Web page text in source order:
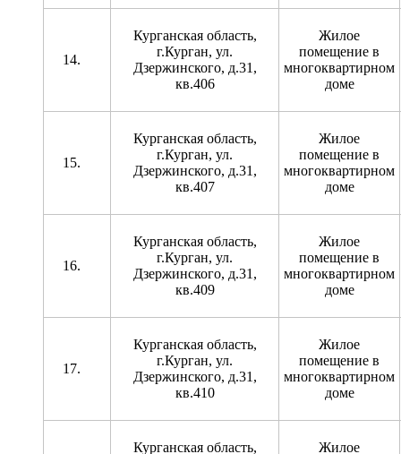
Курганская область,
г.Курган, ул.
Дзержинского, д.31,
кв.406
Жилое
помещение в
многоквартирном
доме
Курганская область,
г.Курган, ул.
Дзержинского, д.31,
кв.407
Жилое
помещение в
многоквартирном
доме
Курганская область,
г.Курган, ул.
Дзержинского, д.31,
кв.409
Жилое
помещение в
многоквартирном
доме
Курганская область,
г.Курган, ул.
Дзержинского, д.31,
кв.410
Жилое
помещение в
многоквартирном
доме
Курганская область, Жилое